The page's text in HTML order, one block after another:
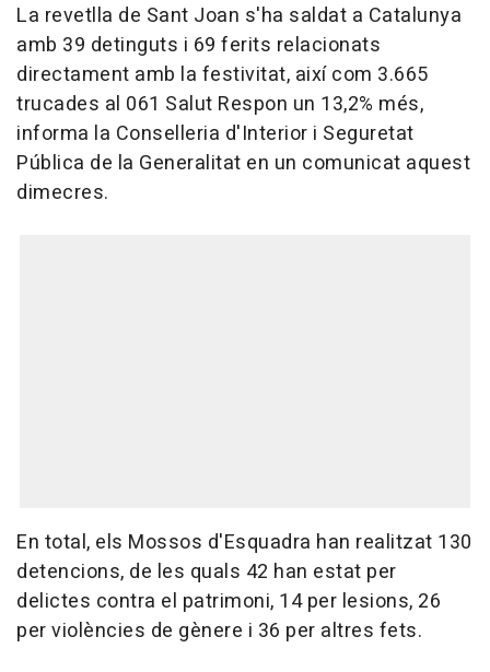
La revetlla de Sant Joan s'ha saldat a Catalunya
amb 39 detinguts i 69 ferits relacionats
directament amb la festivitat, així com 3.665
trucades al 061 Salut Respon un 13,2% més,
informa la Conselleria d'Interior i Seguretat
Pública de la Generalitat en un comunicat aquest
dimecres.
En total, els Mossos d'Esquadra han realitzat 130
detencions, de les quals 42 han estat per
delictes contra el patrimoni, 14 per lesions, 26
per violències de gènere i 36 per altres fets.